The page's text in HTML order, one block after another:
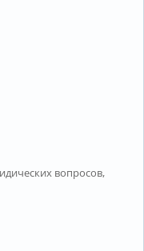
вопросов,